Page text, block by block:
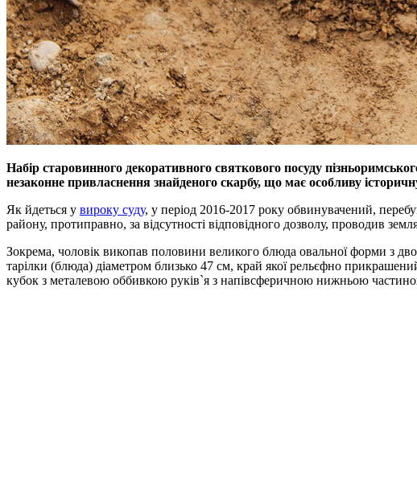
Набір старовинного декоративного святкового посуду
незаконне привласнення знайденого скарбу, що має особливу
Як йдеться у вироку суду, у період 2016-2017 року обвинувачений,
району, протиправно, за відсутності відповідного дозволу, проводив
Зокрема, чоловік викопав половини великого блюда овальної форми з
тарілки (блюда) діаметром близько 47 см, край якої рельєфно
кубок з металевою оббивкою руків`я з напівсферичною нижньою